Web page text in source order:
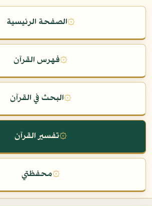
۞الصفحة الرئيسية
۞فهرس القرآن
۞البحث في القرآن
۞تفسير القرآن
۞محفظتي